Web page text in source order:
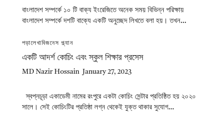
বাংলাদেশ সম্পর্কে ১০ টি বাক্য ইংরেজিতে অনেক সময় বিভিন্ন পরিক্ষায়
বাংলাদেশ সম্পর্কে দশটি বাক্যে একটি অনুচ্ছেদ লিখতে বলা হয়। তখন...
পড়ালেখাবিজনেস প্ল্যান
একটি আদর্শ কোচিং এবং স্কুল শিক্ষার প্রসেস
MD Nazir Hossain January 27, 2023
স্বপ্নচূড়া একাডেমী নামের রংপুরে একটা কোচিং সেন্টার প্রতিষ্ঠিত হয় ২০২০
সালে। সেই কোচিংটির প্রতিষ্ঠা লগ্ন থেকেই যুক্ত থাকার সুযোগ...